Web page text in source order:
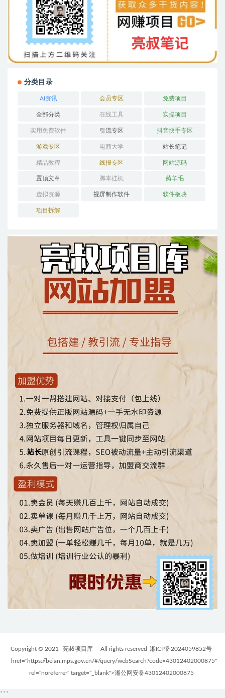
分类目录
AI资讯 会员专区 免费项目
全部分类 在线工具 实操项目
实用免费软件 引流专区 抖音快手专区
游戏专区 电商大学 站长笔记
精品教程 线报专区 网站源码
置顶文章 脚本挂机 薅羊毛
虚拟资源 视屏制作软件 软件板块
项目拆解
Copyright © 2021 亮叔项目库 - All rights reserved 湘ICP备2024059852号
href="https://beian.mps.gov.cn/#/query/webSearch?code=43012402000875"
rel="noreferrer" target="_blank">湘公网安备43012402000875
```